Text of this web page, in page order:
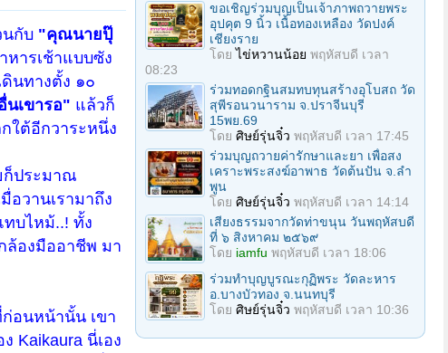
นกับ "คุณนายปุ๊
หารเช้าแบบซัง
ดินทางตั้ง ๑๐
นเขารอ" แล้วก็
ใต้อีกวาระหนึ่ง
ก็ประมาณ
มื่อวานเรามาถึง
บไหม้..! ทั้ง
ล้องมืออาชีพ มา
อนหน้านั้น เขา
ง Kaikaura นี่เอง
ขอเชิญร่วมบุญเป็นเจ้าภาพถวายพระ
อุปคุต 9 นิ้ว เนื้อทองเหลือง วัดปงค์
เชียงราย
โดยไข่หวานน้อย พฤหัสบดี เวลา
08:23
ร่วมทอดกฐินสมทบทุนสร้างอุโบสถ วัด
สุพีรอนวนาราม จ.ปราจีนบุรี
15พย.69
โดย ศิษย์รุ่นจิ๋ว พฤหัสบดี เวลา 17:45
ร่วมบุญถวายค่ารักษาและยา เพื่อสง
เคราะพระสงฆ์อาพาธ วัดต้นปัน จ.ลํา
พูน
โดย ศิษย์รุ่นจิ๋ว พฤหัสบดี เวลา 14:14
เสียงธรรมจากวัดท่าขนุน วันพฤหัสบดี
ที่ ๖ สิงหาคม ๒๕๖๙
โดย iamfu พฤหัสบดี เวลา 18:06
ร่วมทําบุญบูรณะกุฏิพระ วัดละหาร
อ.บางบัวทอง จ.นนทบุรี
โดย ศิษย์รุ่นจิ๋ว พฤหัสบดี เวลา 10:36